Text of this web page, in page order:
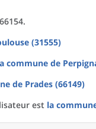
(31555)
commune de
de Prades (66149)
est la